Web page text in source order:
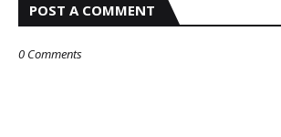
POST A COMMENT
0 Comments